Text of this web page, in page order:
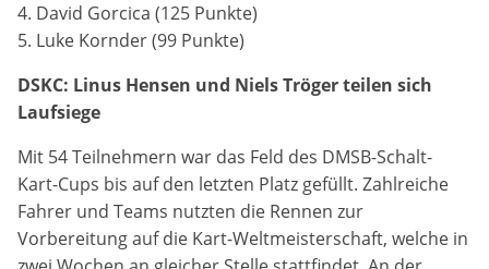
4. David Gorcica (125 Punkte)
5. Luke Kornder (99 Punkte)
DSKC: Linus Hensen und Niels Tröger teilen sich
Laufsiege
Mit 54 Teilnehmern war das Feld des DMSB-Schalt-
Kart-Cups bis auf den letzten Platz gefüllt. Zahlreiche
Fahrer und Teams nutzten die Rennen zur
Vorbereitung auf die Kart-Weltmeisterschaft, welche in
Medien & externe Dienste
Um Inhalte von Videoplattformen und weiteren externen
Cookies gesetzt. Die Einbindung kann bei Bedarf einzeln
aktiviert werden.
YouTube